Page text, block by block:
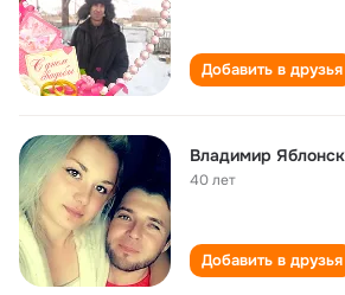
Добавить в друзья
Владимир
40 лет
Добавить в друзья